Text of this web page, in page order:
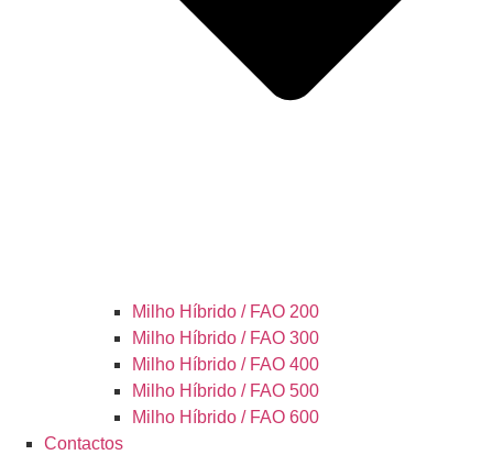
Milho Híbrido / FAO 200
Milho Híbrido / FAO 300
Milho Híbrido / FAO 400
Milho Híbrido / FAO 500
Milho Híbrido / FAO 600
Contactos